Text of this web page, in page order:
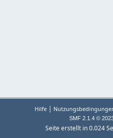
Hilfe |
SMF 2.1.4 ©
Seite erstellt in 0.024